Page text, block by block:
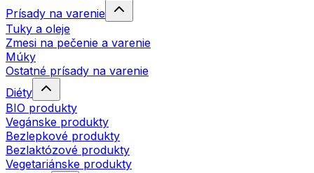
Prísady na varenie
Tuky a oleje
Zmesi na pečenie a varenie
Múky
Ostatné prísady na varenie
Diéty
BIO produkty
Vegánske produkty
Bezlepkové produkty
Bezlaktózové produkty
Vegetariánske produkty